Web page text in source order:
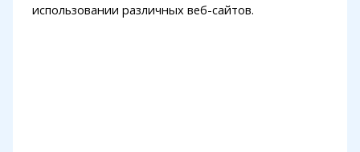
использовании различных веб-сайтов.